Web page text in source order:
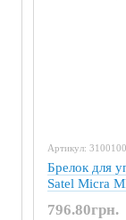
Артикул:
Брелок для
Satel Micra
796.80грн.